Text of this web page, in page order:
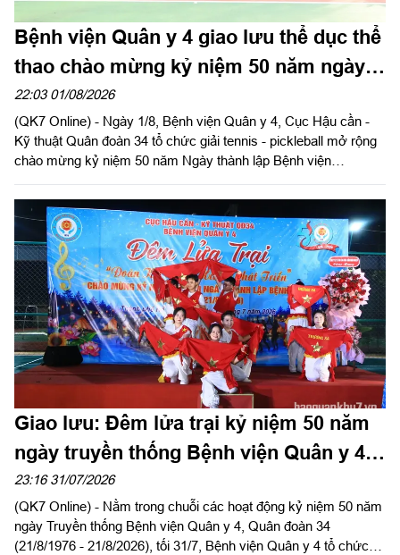
Bệnh viện Quân y 4 giao lưu thể dục thể
thao chào mừng kỷ niệm 50 năm ngày
thành lập
22:03 01/08/2026
(QK7 Online) - Ngày 1/8, Bệnh viện Quân y 4, Cục Hậu cần -
Kỹ thuật Quân đoàn 34 tổ chức giải tennis - pickleball mở rộng
chào mừng kỷ niệm 50 năm Ngày thành lập Bệnh viện
lệnh, Tham mưu trưởng Quân đoàn 34 dự và giao lưu tại giải.
Giao lưu: Đêm lửa trại kỷ niệm 50 năm
ngày truyền thống Bệnh viện Quân y 4,
Quân đoàn 34
23:16 31/07/2026
(QK7 Online) - Nằm trong chuỗi các hoạt động kỷ niệm 50 năm
ngày Truyền thống Bệnh viện Quân y 4, Quân đoàn 34
(21/8/1976 - 21/8/2026), tối 31/7, Bệnh viện Quân y 4 tổ chức